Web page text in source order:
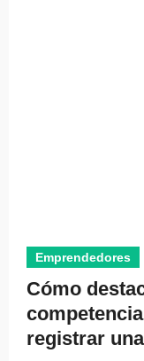
Emprendedores
Cómo
registrar